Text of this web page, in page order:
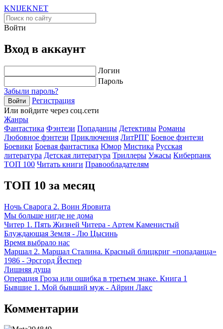
KNIJEKNET
Войти
Вход в аккаунт
Логин
Пароль
Забыли пароль?
Войти
Регистрация
Или войдите через соц.сети
Жанры
Фантастика Фэнтези Попаданцы Детективы Романы
Любовное фэнтези Приключения ЛитРПГ Боевое фэнтези
Боевики Боевая фантастика Юмор Мистика Русская
литература Детская литература Триллеры Ужасы Киберпанк
ТОП 100 Читать книги Правообладателям
ТОП 10 за месяц
Ночь Сварога 2. Воин Яровита
Мы больше нигде не дома
Читер 1. Пять Жизней Читера - Артем Каменистый
Блуждающая Земля - Лю Цысинь
Время выбрало нас
Маршал 2. Маршал Сталина. Красный блицкриг «попаданца»
1986 - Эрсгорд Йеспер
Лишняя душа
Операция Гроза или ошибка в третьем знаке. Книга 1
Бывшие 1. Мой бывший муж - Айрин Лакс
Комментарии